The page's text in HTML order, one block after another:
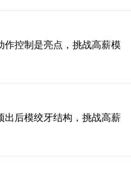
控制是亮点，挑战高薪模
后模绞牙结构，挑战高薪